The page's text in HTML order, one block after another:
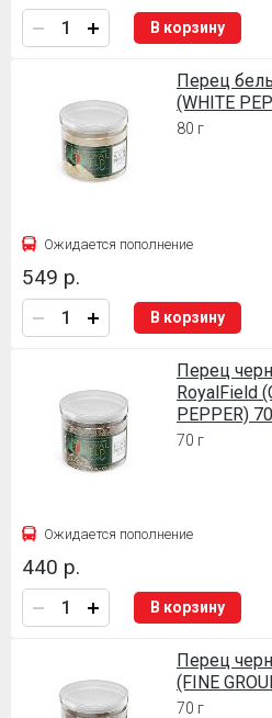
В корзину
Перец
(WHITE
80 г
Ожидается пополнение
549 р.
В корзину
Перец
RoyalField
PEPPER)
70 г
Ожидается пополнение
440 р.
В корзину
Перец
(FINE
70 г